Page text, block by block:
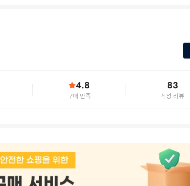
4.8
구매 만족
83
작성 리뷰